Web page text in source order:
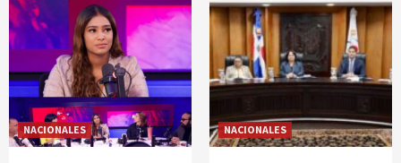
NACIONALES NACIONALES